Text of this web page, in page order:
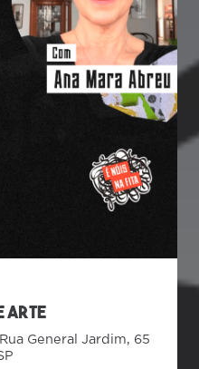
Arte
General Jardim, 65